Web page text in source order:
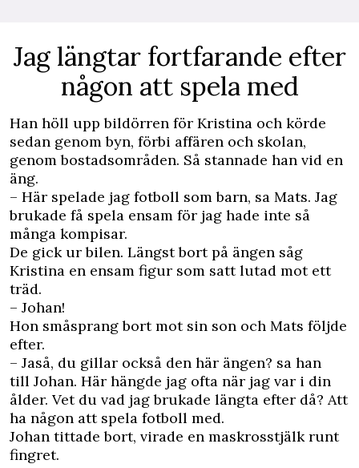
Jag längtar fortfarande efter
någon att spela med
Han höll upp bildörren för Kristina och körde
sedan genom byn, förbi affären och skolan,
genom bostadsområden. Så stannade han vid en
äng.
– Här spelade jag fotboll som barn, sa Mats. Jag
brukade få spela ensam för jag hade inte så
många kompisar.
De gick ur bilen. Längst bort på ängen såg
Kristina en ensam figur som satt lutad mot ett
träd.
– Johan!
Hon småsprang bort mot sin son och Mats följde
efter.
– Jaså, du gillar också den här ängen? sa han
till ­Johan. Här hängde jag ofta när jag var i din
ålder. Vet du vad jag brukade längta efter då? Att
ha någon att spela fotboll med.
Johan tittade bort, virade en maskrosstjälk runt
fingret.